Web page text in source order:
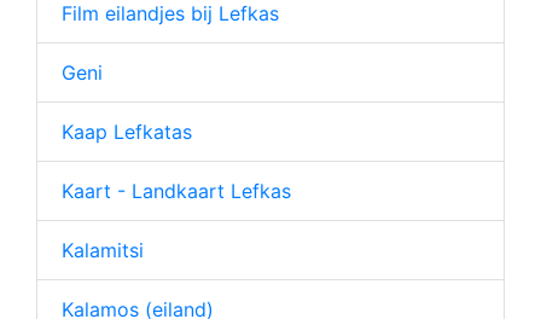
Film eilandjes bij Lefkas
Geni
Kaap Lefkatas
Kaart - Landkaart Lefkas
Kalamitsi
Kalamos (eiland)